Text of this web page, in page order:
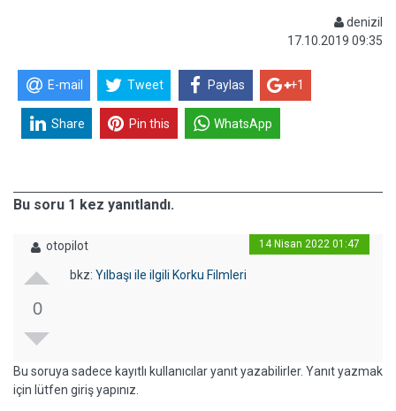
denizil
17.10.2019 09:35
E-mail Tweet Paylas +1
Share Pin this WhatsApp
Bu soru 1 kez yanıtlandı.
otopilot 14 Nisan 2022 01:47
0
bkz: Yılbaşı ile ilgili Korku Filmleri
Bu soruya sadece kayıtlı kullanıcılar yanıt yazabilirler. Yanıt yazmak
için lütfen giriş yapınız.